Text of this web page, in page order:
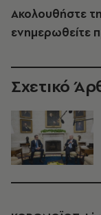
Ακολουθήστε
ενημερωθείτε
Σχετικό